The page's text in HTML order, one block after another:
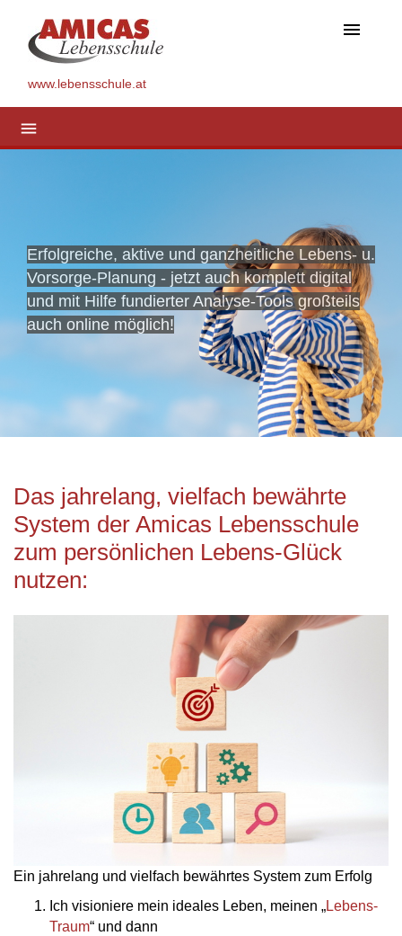
menu
www.lebensschule.at
menu
Erfolgreiche, aktive und ganzheitliche Lebens- u.
Vorsorge-Planung - jetzt auch komplett digital
und mit Hilfe fundierter Analyse-Tools großteils
auch online möglich!
Das jahrelang, vielfach bewährte
System der Amicas Lebensschule
zum persönlichen Lebens-Glück
nutzen:
Ein jahrelang und vielfach bewährtes System zum Erfolg
Ich visioniere mein ideales Leben, meinen „Lebens-
Traum“ und dann